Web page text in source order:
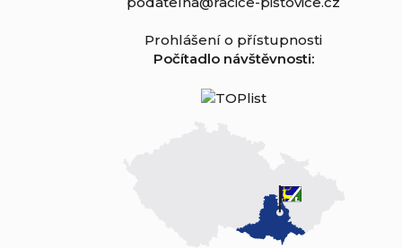
Prohlášení o přístupnosti
Počítadlo návštěvnosti: